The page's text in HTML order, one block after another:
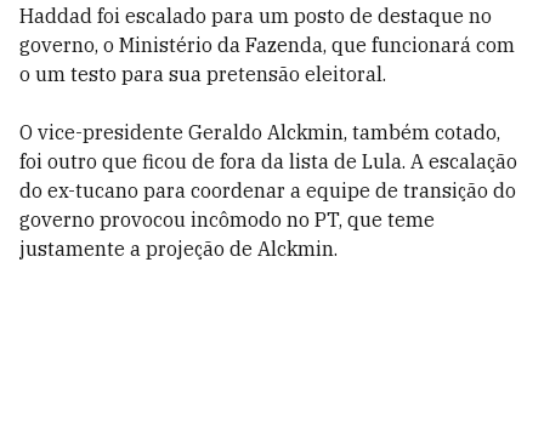
Haddad foi escalado para um posto de destaque no
governo, o Ministério da Fazenda, que funcionará com
o um testo para sua pretensão eleitoral.
O vice-presidente Geraldo Alckmin, também cotado,
foi outro que ficou de fora da lista de Lula. A escalação
do ex-tucano para coordenar a equipe de transição do
governo provocou incômodo no PT, que teme
justamente a projeção de Alckmin.